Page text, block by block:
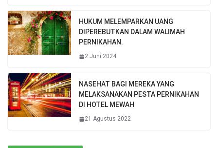
HUKUM MELEMPARKAN UANG
DIPEREBUTKAN DALAM WALIMAH
PERNIKAHAN.
2 Juni 2024
NASEHAT BAGI MEREKA YANG
MELAKSANAKAN PESTA PERNIKAHAN
DI HOTEL MEWAH
21 Agustus 2022